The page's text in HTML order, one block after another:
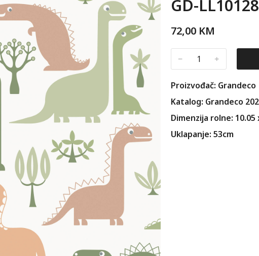
GD-LL10128
72,00 KM
﹣ ﹢
Proizvođač: Grandeco
Katalog: Grandeco
Dimenzija rolne: 10.05
Uklapanje: 53cm